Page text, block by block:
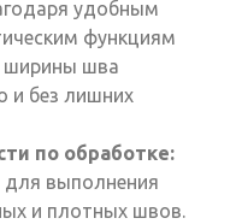
удобным
функциям
ширины шва
и без лишних
по обработке:
выполнения
и плотных швов.